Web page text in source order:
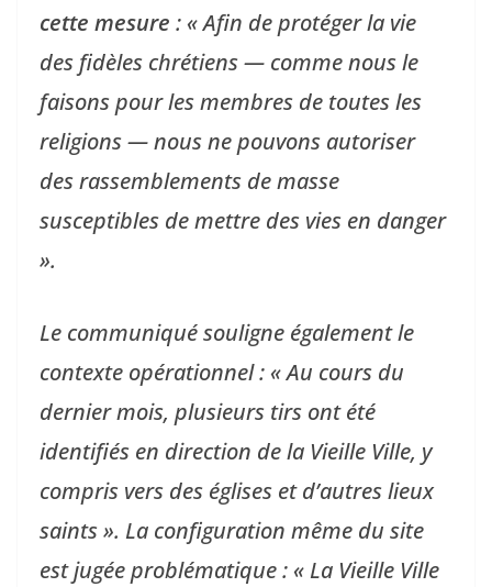
cette mesure : « Afin de protéger la vie
des fidèles chrétiens — comme nous le
faisons pour les membres de toutes les
religions — nous ne pouvons autoriser
des rassemblements de masse
susceptibles de mettre des vies en danger
».
Le communiqué souligne également le
contexte opérationnel : « Au cours du
dernier mois, plusieurs tirs ont été
identifiés en direction de la Vieille Ville, y
compris vers des églises et d’autres lieux
saints ». La configuration même du site
est jugée problématique : « La Vieille Ville